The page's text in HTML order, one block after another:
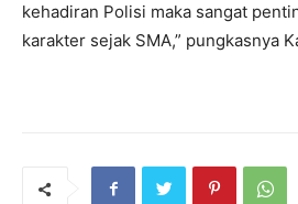
kehadiran Polisi maka sangat
karakter sejak SMA,” pungkasnya